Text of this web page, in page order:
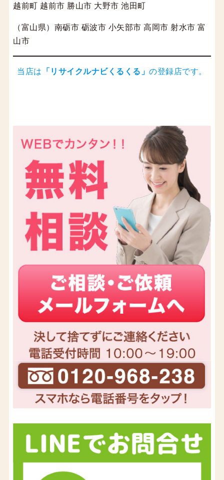
越前町 越前市 勝山市 大野市 池田町
（富山県）南砺市 砺波市 小矢部市 高岡市 射水市 富
山市
当店は 「 リサイクルナビくるくる 」の登録店です。